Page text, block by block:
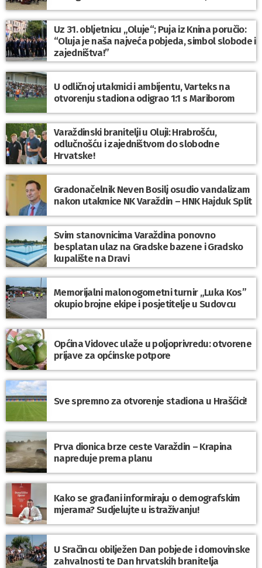
Uz 31. obljetnicu „Oluje“; Puja iz Knina poručio:
“Oluja je naša najveća pobjeda, simbol slobode i
zajedništva!”
U odličnoj utakmici i ambijentu, Varteks na
otvorenju stadiona odigrao 1:1 s Mariborom
Varaždinski branitelji u Oluji: Hrabrošću,
odlučnošću i zajedništvom do slobodne
Hrvatske!
Gradonačelnik Neven Bosilj osudio vandalizam
nakon utakmice NK Varaždin – HNK Hajduk Split
Svim stanovnicima Varaždina ponovno
besplatan ulaz na Gradske bazene i Gradsko
kupalište na Dravi
Memorijalni malonogometni turnir „Luka Kos”
okupio brojne ekipe i posjetitelje u Sudovcu
Općina Vidovec ulaže u poljoprivredu: otvorene
prijave za općinske potpore
Sve spremno za otvorenje stadiona u Hrašćici!
Prva dionica brze ceste Varaždin – Krapina
napreduje prema planu
Kako se građani informiraju o demografskim
mjerama? Sudjelujte u istraživanju!
U Sračincu obilježen Dan pobjede i domovinske
zahvalnosti te Dan hrvatskih branitelja